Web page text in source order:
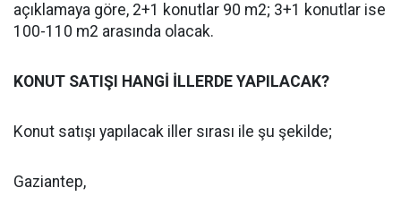
açıklamaya göre, 2+1 konutlar 90 m2; 3+1 konutlar ise
100-110 m2 arasında olacak.
KONUT SATIŞI HANGİ İLLERDE YAPILACAK?
Konut satışı yapılacak iller sırası ile şu şekilde;
Gaziantep,